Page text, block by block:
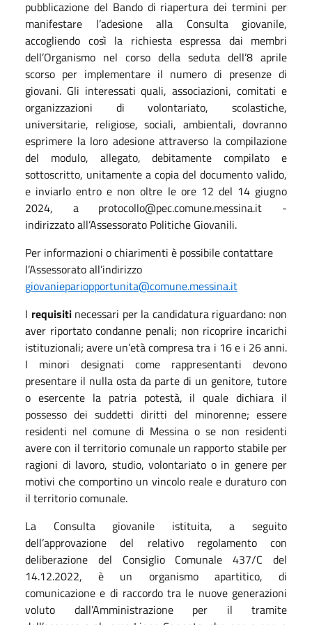
pubblicazione del Bando di riapertura dei termini per
manifestare l’adesione alla Consulta giovanile,
accogliendo così la richiesta espressa dai membri
dell’Organismo nel corso della seduta dell’8 aprile
scorso per implementare il numero di presenze di
giovani. Gli interessati quali, associazioni, comitati e
organizzazioni di volontariato, scolastiche,
universitarie, religiose, sociali, ambientali, dovranno
esprimere la loro adesione attraverso la compilazione
del modulo, allegato, debitamente compilato e
sottoscritto, unitamente a copia del documento valido,
e inviarlo entro e non oltre le ore 12 del 14 giugno
2024, a protocollo@pec.comune.messina.it -
indirizzato all’Assessorato Politiche Giovanili.
Per informazioni o chiarimenti è possibile contattare
l’Assessorato all’indirizzo
giovaniepariopportunita@comune.messina.it
I requisitinecessari per la candidatura riguardano: non
aver riportato condanne penali; non ricoprire incarichi
istituzionali; avere un’età compresa tra i 16 e i 26 anni.
I minori designati come rappresentanti devono
presentare il nulla osta da parte di un genitore, tutore
o esercente la patria potestà, il quale dichiara il
possesso dei suddetti diritti del minorenne; essere
residenti nel comune di Messina o se non residenti
avere con il territorio comunale un rapporto stabile per
ragioni di lavoro, studio, volontariato o in genere per
motivi che comportino un vincolo reale e duraturo con
il territorio comunale.
La Consulta giovanile istituita, a seguito
dell’approvazione del relativo regolamento con
deliberazione del Consiglio Comunale 437/C del
14.12.2022, è un organismo apartitico, di
comunicazione e di raccordo tra le nuove generazioni
voluto dall’Amministrazione per il tramite